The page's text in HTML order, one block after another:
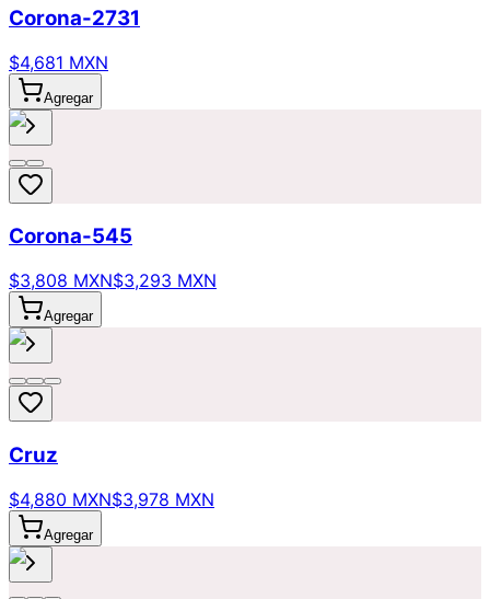
Corona-2731
$4,681 MXN
Agregar
Corona-545
$3,808 MXN$3,293 MXN
Agregar
Cruz
$4,880 MXN$3,978 MXN
Agregar